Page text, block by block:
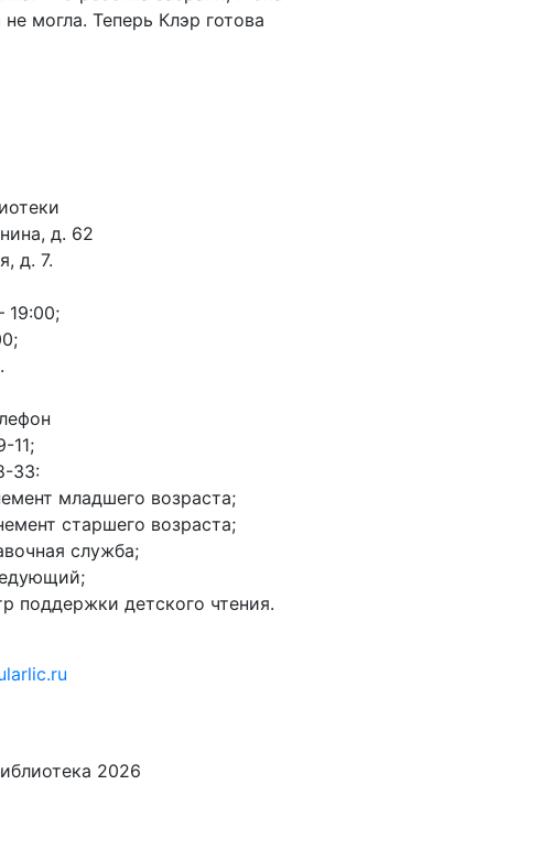
могла. Теперь Клэр готова
д. 62
д. 7.
19:00;
11;
33:
младшего возраста;
старшего возраста;
служба;
поддержки детского чтения.
2026